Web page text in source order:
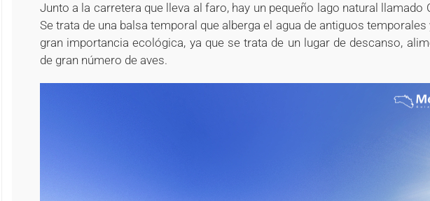
Junto a la carretera que lleva al faro, hay un pequeño lago natural llamado
Se trata de una balsa temporal que alberga el agua de antiguos temporales
gran importancia ecológica, ya que se trata de un lugar de descanso,
de gran número de aves.